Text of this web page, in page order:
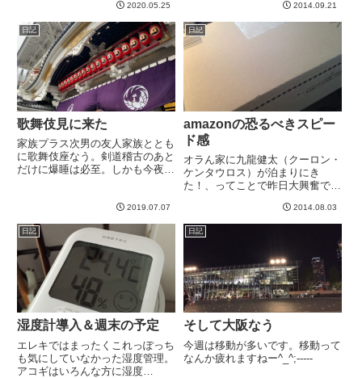
身体に対して斜めではなく並行に
なっていってしまったの
だ。・・・モノに当たる人ってい
やですねwまあでも実際そういう
ところもあ...
2020.05.25 2014.09.21
日記
歌舞伎見に来た
家族プラス次男の友人家族ととも
に歌舞伎座なう。剣道稽古のあと
だけに爆睡は必至。しかも今夜の
2019.07.07
日記
amazonの恐るべきスピー
ド感
オラん家に九龍健太（クーロン・
ケンタウロス）が泊まりにき
た！、ってことで昨日大興奮では
けですが、こうなると、今は亡き
SexDriveと比較したくてしょう
がなくなりました。やっぱどこみ
ても保証書とかなくて、そもそ...
2014.08.03
日記
湿度計導入＆週末の予定
エレキではまったくこれっぽっち
も気にしていなかった湿度管理。
アコギはいろんな方に湿度
日記
そして大阪なう
今週は移動が多いです。移動って
なんか疲れますねー^_^;-----